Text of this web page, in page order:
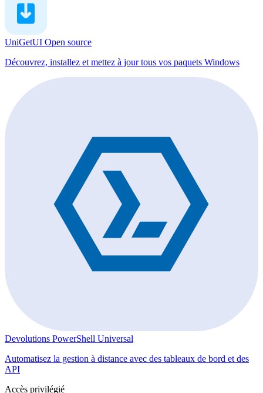
UniGetUI Open source
Découvrez, installez et mettez à jour tous vos paquets Windows
Devolutions PowerShell Universal
Automatisez la gestion à distance avec des tableaux de bord et des
API
Accès privilégié